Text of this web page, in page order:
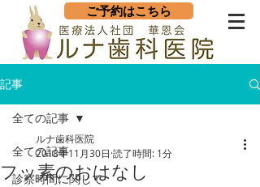
ご予約はこちら
記事
全ての記事
診察時間に関して
全ての記事
フッ素のおはなし
ルナ歯科医院
2018年11月30日 読了時間: 1分